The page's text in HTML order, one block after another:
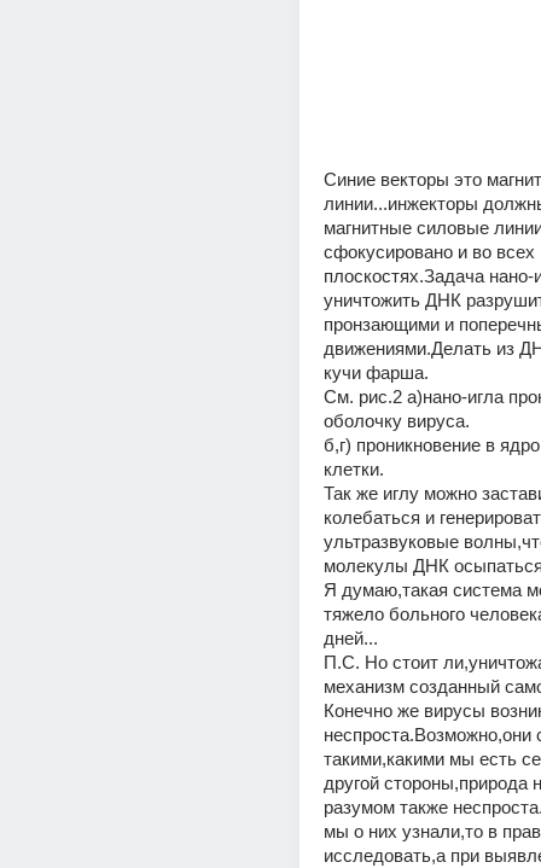
Синие векторы это
линии...инжекторы
магнитные силовые
сфокусировано и во всех
плоскостях.Задача нано-
уничтожить ДНК
пронзающими и
движениями.Делать из
кучи фарша.
См. рис.2 а)нано-игла
оболочку вируса.
б,г) проникновение в
клетки.
Так же иглу можно
колебаться и
ультразвуковые
молекулы ДНК
Я думаю,такая система
тяжело больного
дней...
П.С. Но стоит
механизм созданный
Конечно же вирусы
неспроста.Возможно,они
такими,какими мы есть
другой стороны,природа
разумом также
мы о них узнали,то в
исследовать,а при